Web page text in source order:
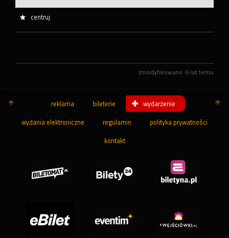
centruj
zmodyfikowano 6 lat temu
reklama bileterie wydarzenie
wydania elektroniczne regulamin polityka prywatności
kontakt